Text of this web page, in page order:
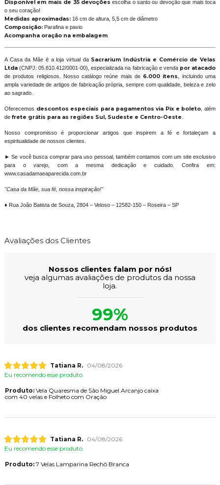
Disponível em mais de 35 devoções escolha o santo ou devoção que mais toca
o seu coração!
Medidas aproximadas:16 cm de altura, 5,5 cm de diâmetro
Composição:Parafina e pavio
Acompanha oração na embalagem
A Casa da Mãe é a loja virtual daSacrarium Indústria e Comércio de Velas
Ltda(CNPJ: 05.810.412/0001-00), especializada na fabricação e venda por atacado
de produtos religiosos. Nosso catálogo reúne mais de 6.000 itens
, incluindo uma
ampla variedade de artigos de fabricação própria, sempre com qualidade, beleza e zelo
ao sagrado.
Oferecemos descontos especiais para pagamentos via Pix e boleto , além
de frete grátis para as regiões Sul, Sudeste e Centro-Oeste
Nosso compromisso é proporcionar artigos que inspirem a fé e fortaleçam a
espiritualidade de nossos clientes.
► Se você busca comprar para uso pessoal, também contamos com um site exclusivo
para o varejo, com a mesma dedicação e cuidado. Confira em:
www.casadamaeaparecida.com.br
"Casa da Mãe, sua fé, nossa inspiração!"
♦ Rua João Batista de Souza, 2804 – Veloso – 12582-150 – Roseira – SP
Avaliações dos Clientes
Nossos clientes falam por nós!
veja algumas avaliações de produtos da nossa
loja.
99%
dos clientes recomendam nossos produtos
Tatiana R.
04/08/2026
Eu recomendo esse produto.
Produto:Vela Quaresma de São Miguel Arcanjo caixa
com 40 velas e Folheto com Oração
Tatiana R.
04/08/2026
Eu recomendo esse produto.
Produto:7 Velas Lamparina Rechô Branca